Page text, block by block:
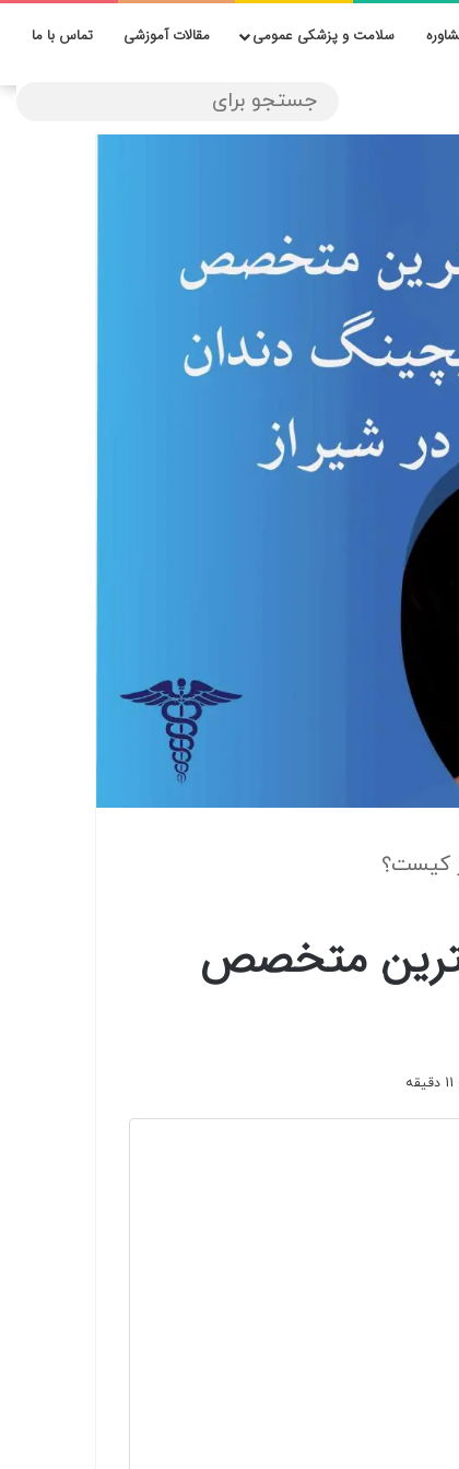
سلامت و پزشکی عمومی مقالات آموزشی تماس با ما
بهترین متخصص